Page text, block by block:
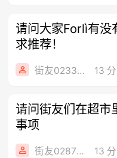
请问大家Forlì有没
求推荐！
街友02338948 13
请问街友们在超市
事项
街友02870620 13